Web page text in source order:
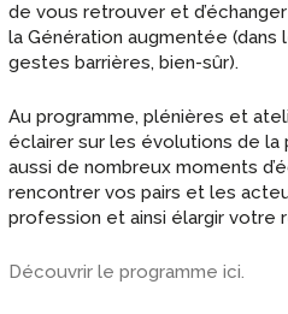
de vous retrouver et
la Génération augmentée
gestes barrières, bien-sûr).
Au programme, plénières et
éclairer sur les évolutions de la
aussi de nombreux moments
rencontrer vos pairs et les
profession et ainsi élargir votre
Découvrir le programme ici.